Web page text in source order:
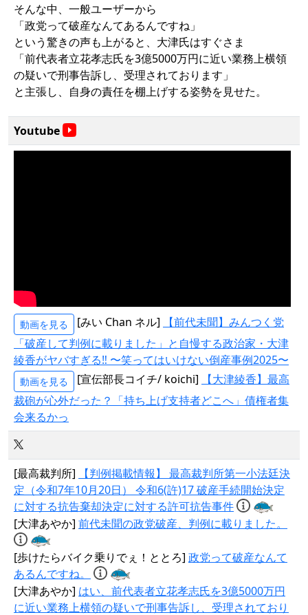
そんな中、一般ユーザーから
「政党って破産なんてあるんですね」
という驚きの声も上がると、大津氏はすぐさま
「前代表者立花孝志氏を3億5000万円に近い業務上横領
の疑いで刑事告訴し、受理されております」
と主張し、自身の責任を棚上げする姿勢を見せた。
Youtube
動画を見る [みい Chan ネル]
【前代未聞】みんつく党
「破産して判例に載りました」と自慢する政治家・大津
綾香がヤバすぎる‼️ 〜笑ってはいけない倒産事例2025〜
動画を見る [宣伝部長コイチ/ koichi]
【大津綾香】最高
裁砲が心外だった？「持ち上げ支持者どこへ」債権者集
会来るかっ
[最高裁判所]
【判例掲載情報】 最高裁判所第一小法廷決
定（令和7年10月20日） 令和6(許)17 破産手続開始決定
に対する抗告棄却決定に対する許可抗告事件
[大津あやか] 前代未聞の政党破産、判例に載りました。
[歩けたらバイク乗りでぇ！ととろ] 政党って破産なんて
あるんですね。
[大津あやか] はい、前代表者立花孝志氏を3億5000万円
に近い業務上横領の疑いで刑事告訴し、受理されており